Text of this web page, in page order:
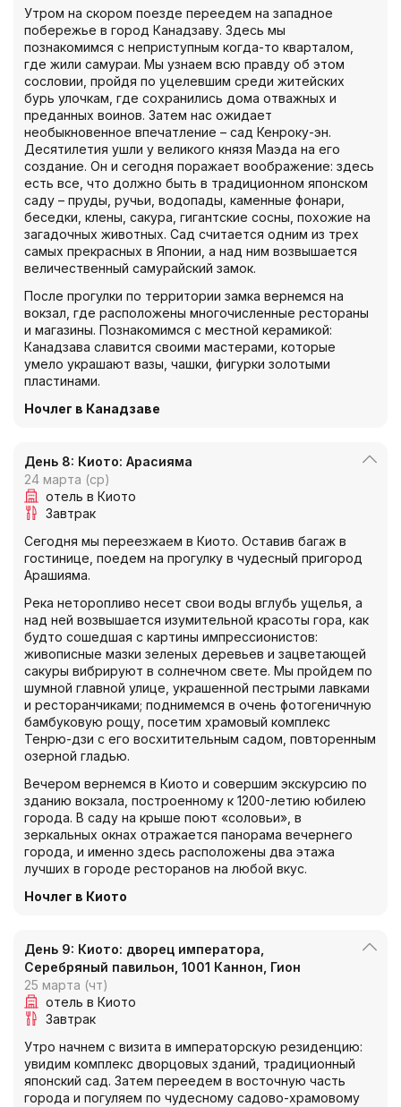
Утром на скором поезде переедем на западное
побережье в город Канадзаву. Здесь мы
познакомимся с неприступным когда-то кварталом,
где жили самураи. Мы узнаем всю правду об этом
сословии, пройдя по уцелевшим среди житейских
бурь улочкам, где сохранились дома отважных и
преданных воинов. Затем нас ожидает
необыкновенное впечатление – сад Кенроку-эн.
Десятилетия ушли у великого князя Маэда на его
создание. Он и сегодня поражает воображение: здесь
есть все, что должно быть в традиционном японском
саду – пруды, ручьи, водопады, каменные фонари,
беседки, клены, сакура, гигантские сосны, похожие на
загадочных животных. Сад считается одним из трех
самых прекрасных в Японии, а над ним возвышается
величественный самурайский замок.
После прогулки по территории замка вернемся на
вокзал, где расположены многочисленные рестораны
и магазины. Познакомимся с местной керамикой:
Канадзава славится своими мастерами, которые
умело украшают вазы, чашки, фигурки золотыми
пластинами.
Ночлег в Канадзаве
День 8: Киото: Арасияма
24 марта (ср)
отель в Киото
Завтрак
Сегодня мы переезжаем в Киото. Оставив багаж в
гостинице, поедем на прогулку в чудесный пригород
Арашияма.
Река неторопливо несет свои воды вглубь ущелья, а
над ней возвышается изумительной красоты гора, как
будто сошедшая с картины импрессионистов:
живописные мазки зеленых деревьев и зацветающей
сакуры вибрируют в солнечном свете. Мы пройдем по
шумной главной улице, украшенной пестрыми лавками
и ресторанчиками; поднимемся в очень фотогеничную
бамбуковую рощу, посетим храмовый комплекс
Тенрю-дзи с его восхитительным садом, повторенным
озерной гладью.
Вечером вернемся в Киото и совершим экскурсию по
зданию вокзала, построенному к 1200-летию юбилею
города. В саду на крыше поют «соловьи», в
зеркальных окнах отражается панорама вечернего
города, и именно здесь расположены два этажа
лучших в городе ресторанов на любой вкус.
Ночлег в Киото
День 9: Киото: дворец императора,
Серебряный павильон, 1001 Каннон, Гион
25 марта (чт)
отель в Киото
Завтрак
Утро начнем с визита в императорскую резиденцию:
увидим комплекс дворцовых зданий, традиционный
японский сад. Затем переедем в восточную часть
города и погуляем по чудесному садово-храмовому